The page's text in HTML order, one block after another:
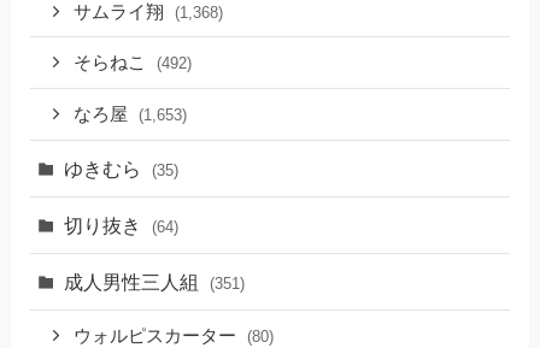
サムライ翔 (1,368)
そらねこ (492)
なろ屋 (1,653)
ゆきむら (35)
切り抜き (64)
成人男性三人組 (351)
ウォルピスカーター (80)